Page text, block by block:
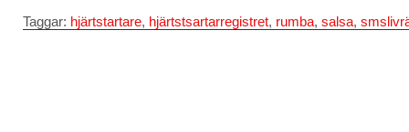
Taggar: hjärtstartare, hjärtstsartarregistret, rumba, salsa,